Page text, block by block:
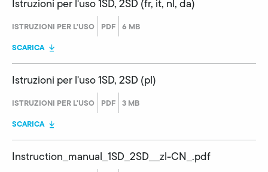
Istruzioni per l'uso 1SD, 2SD (fr, it, nl, da)
ISTRUZIONI PER L'USO PDF 6 MB
SCARICA
Istruzioni per l'uso 1SD, 2SD (pl)
ISTRUZIONI PER L'USO PDF 3 MB
SCARICA
Instruction_manual_1SD_2SD__zl-CN_.pdf